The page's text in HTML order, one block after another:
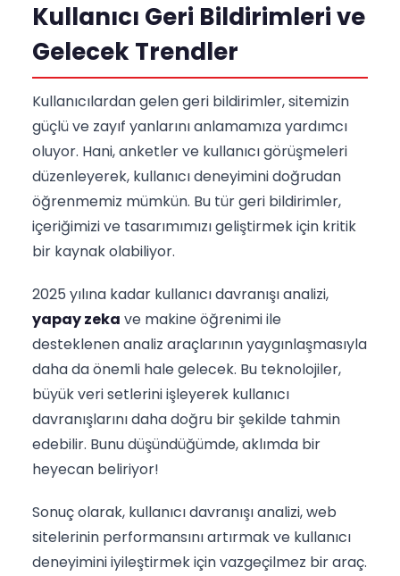
Kullanıcı Geri Bildirimleri ve
Gelecek Trendler
Kullanıcılardan gelen geri bildirimler, sitemizin
güçlü ve zayıf yanlarını anlamamıza yardımcı
oluyor. Hani, anketler ve kullanıcı görüşmeleri
düzenleyerek, kullanıcı deneyimini doğrudan
öğrenmemiz mümkün. Bu tür geri bildirimler,
içeriğimizi ve tasarımımızı geliştirmek için kritik
bir kaynak olabiliyor.
2025 yılına kadar kullanıcı davranışı analizi,
yapay zeka ve makine öğrenimi ile
desteklenen analiz araçlarının yaygınlaşmasıyla
daha da önemli hale gelecek. Bu teknolojiler,
büyük veri setlerini işleyerek kullanıcı
davranışlarını daha doğru bir şekilde tahmin
edebilir. Bunu düşündüğümde, aklımda bir
heyecan beliriyor!
Sonuç olarak, kullanıcı davranışı analizi, web
sitelerinin performansını artırmak ve kullanıcı
deneyimini iyileştirmek için vazgeçilmez bir araç.